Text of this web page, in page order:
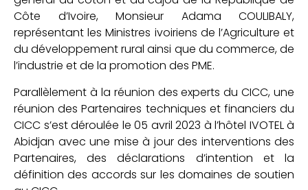
Côte d’Ivoire, Monsieur Adama COULIBALY,
représentant les Ministres ivoiriens de l’Agriculture et
du développement rural ainsi que du commerce, de
l’industrie et de la promotion des PME.
Parallèlement à la réunion des experts du CICC, une
réunion des Partenaires techniques et financiers du
CICC s’est déroulée le 05 avril 2023 à l’hôtel IVOTEL à
Abidjan avec une mise à jour des interventions des
Partenaires, des déclarations d’intention et la
définition des accords sur les domaines de soutien